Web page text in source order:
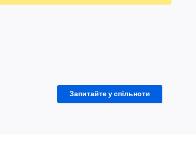
Запитайте у спільноти